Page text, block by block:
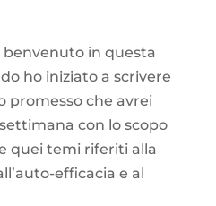
benvenuto in questa
ho iniziato a scrivere
promesso che avrei
con lo scopo
quei temi riferiti alla
efficacia e al